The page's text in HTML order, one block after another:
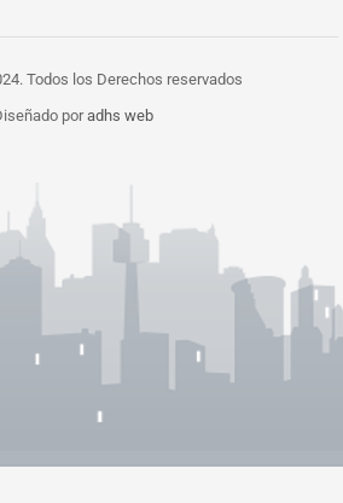
Todos los Derechos reservados
poradhs web